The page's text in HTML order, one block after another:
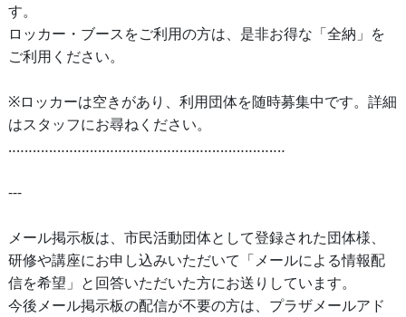
す。
ロッカー・ブースをご利用の方は、是非お得な「全納」を
ご利用ください。
※ロッカーは空きがあり、利用団体を随時募集中です。詳細
はスタッフにお尋ねください。
‥‥‥‥‥‥‥‥‥‥‥‥‥‥‥‥‥‥‥‥‥‥‥‥‥‥‥‥‥‥‥‥‥‥
---
メール掲示板は、市民活動団体として登録された団体様、
研修や講座にお申し込みいただいて「メールによる情報配
信を希望」と回答いただいた方にお送りしています。
今後メール掲示板の配信が不要の方は、プラザメールアド